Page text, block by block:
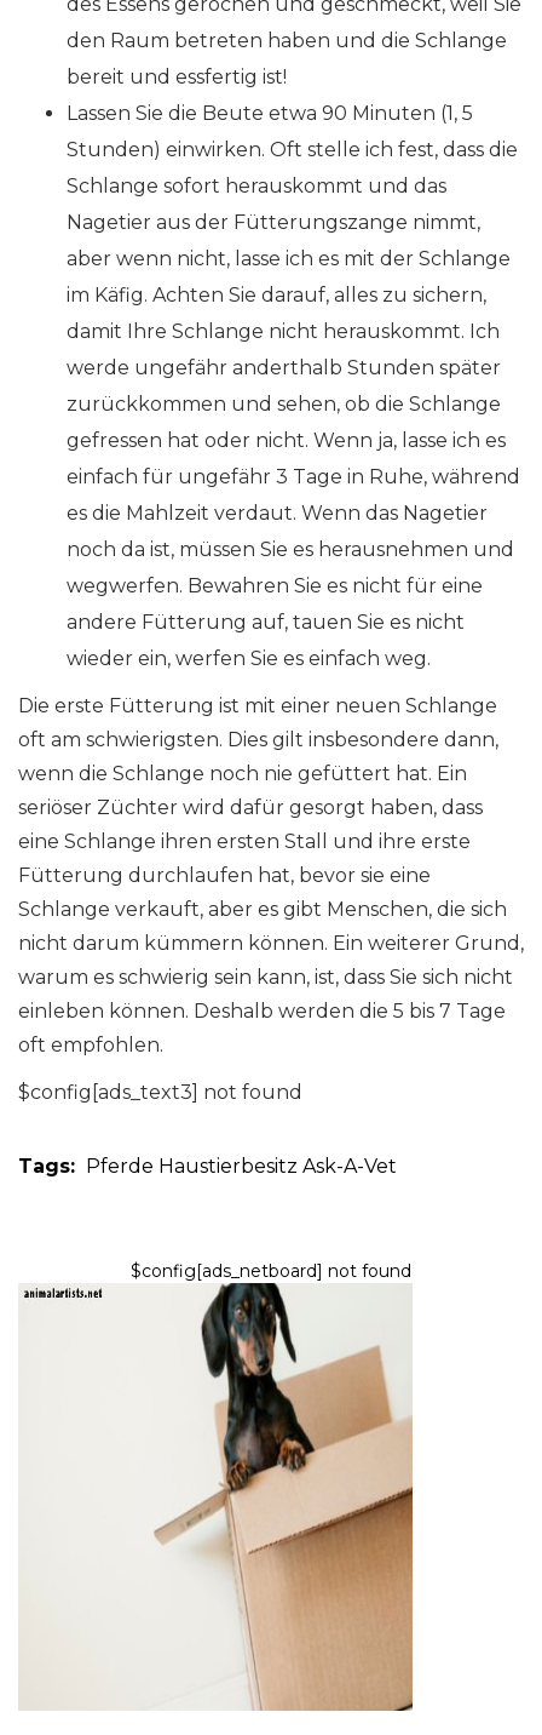
des Essens gerochen und geschmeckt, weil Sie
den Raum betreten haben und die Schlange
bereit und essfertig ist!
Lassen Sie die Beute etwa 90 Minuten (1, 5
Stunden) einwirken. Oft stelle ich fest, dass die
Schlange sofort herauskommt und das
Nagetier aus der Fütterungszange nimmt,
aber wenn nicht, lasse ich es mit der Schlange
im Käfig. Achten Sie darauf, alles zu sichern,
damit Ihre Schlange nicht herauskommt. Ich
werde ungefähr anderthalb Stunden später
zurückkommen und sehen, ob die Schlange
gefressen hat oder nicht. Wenn ja, lasse ich es
einfach für ungefähr 3 Tage in Ruhe, während
es die Mahlzeit verdaut. Wenn das Nagetier
noch da ist, müssen Sie es herausnehmen und
wegwerfen. Bewahren Sie es nicht für eine
andere Fütterung auf, tauen Sie es nicht
wieder ein, werfen Sie es einfach weg.
Die erste Fütterung ist mit einer neuen Schlange
oft am schwierigsten. Dies gilt insbesondere dann,
wenn die Schlange noch nie gefüttert hat. Ein
seriöser Züchter wird dafür gesorgt haben, dass
eine Schlange ihren ersten Stall und ihre erste
Fütterung durchlaufen hat, bevor sie eine
Schlange verkauft, aber es gibt Menschen, die sich
nicht darum kümmern können. Ein weiterer Grund,
warum es schwierig sein kann, ist, dass Sie sich nicht
einleben können. Deshalb werden die 5 bis 7 Tage
oft empfohlen.
$config[ads_text3] not found
Tags: Pferde Haustierbesitz Ask-A-Vet
$config[ads_netboard] not found
Chewy.com Review: Bestellung
von Hunde- und Katzenfutter